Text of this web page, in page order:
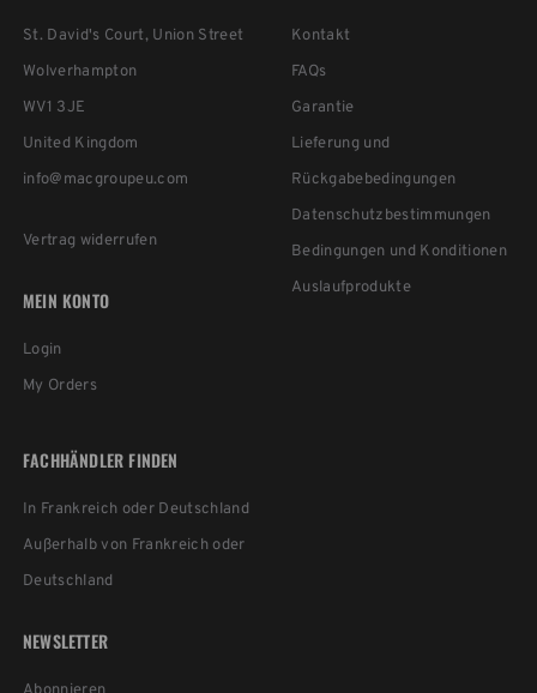
St. David's Court, Union Street
Wolverhampton
WV1 3JE
United Kingdom
info@macgroupeu.com
Vertrag widerrufen
Kontakt
FAQs
Garantie
Lieferung und
Rückgabebedingungen
Datenschutzbestimmungen
Bedingungen und Konditionen
Auslaufprodukte
MEIN KONTO
Login
My Orders
FACHHÄNDLER FINDEN
In Frankreich oder Deutschland
Außerhalb von Frankreich oder
Deutschland
NEWSLETTER